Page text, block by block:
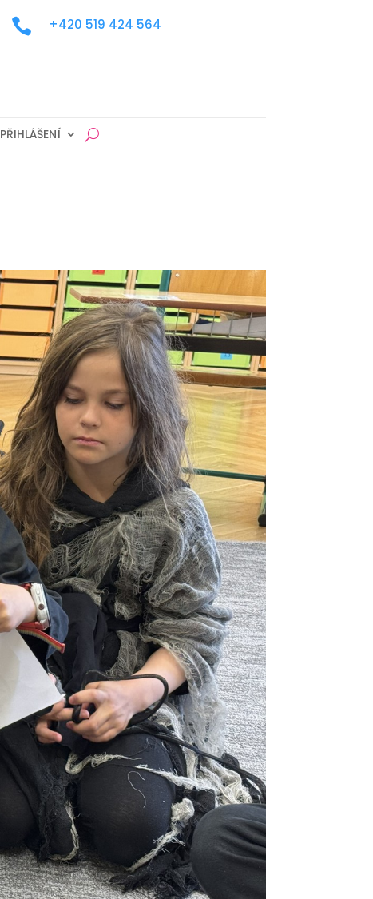
 +420 519 424 564
PŘIHLÁŠENÍ